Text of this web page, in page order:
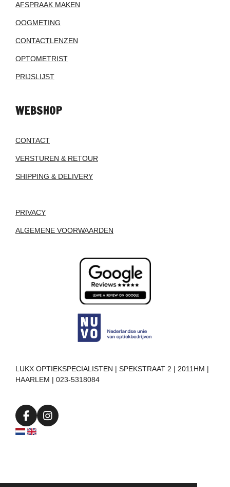
AFSPRAAK MAKEN
OOGMETING
CONTACTLENZEN
OPTOMETRIST
PRIJSLIJST
WEBSHOP
CONTACT
VERSTUREN & RETOUR
SHIPPING & DELIVERY
PRIVACY
ALGEMENE VOORWAARDEN
LUKX OPTIEKSPECIALISTEN | SPEKSTRAAT 2 | 2011HM |
HAARLEM | 023-5318084
F
a
I